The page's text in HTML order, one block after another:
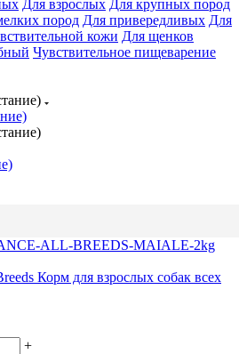
Для взрослых Для крупных пород
пород Для привередливых Для
кожи Для щенков
Чувствительное пищеварение
Корм для взрослых собак всех
+